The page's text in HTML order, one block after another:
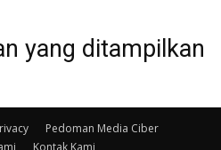
yang ditampilkan
Pedoman Media Ciber
Kontak Kami